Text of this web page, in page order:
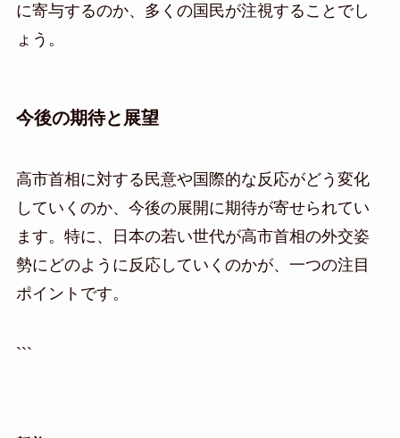
に寄与するのか、多くの国民が注視することでし
ょう。
今後の期待と展望
高市首相に対する民意や国際的な反応がどう変化
していくのか、今後の展開に期待が寄せられてい
ます。特に、日本の若い世代が高市首相の外交姿
勢にどのように反応していくのかが、一つの注目
ポイントです。
```